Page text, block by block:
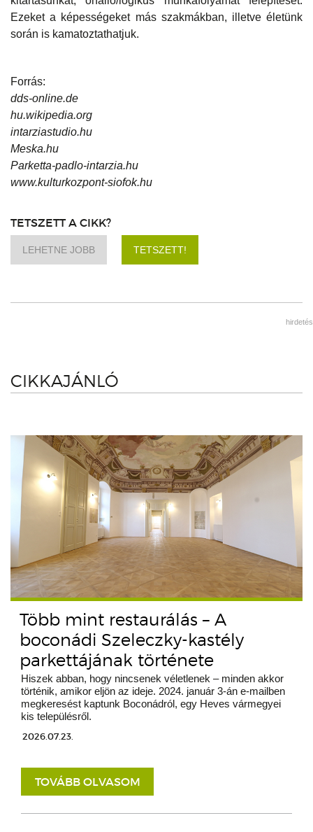
Ezeket a képességeket más szakmákban, illetve életünk
során is kamatoztathatjuk.
Forrás:
dds-online.de
hu.wikipedia.org
intarziastudio.hu
Meska.hu
Parketta-padlo-intarzia.hu
www.kulturkozpont-siofok.hu
TETSZETT A CIKK?
LEHETNE JOBB TETSZETT!
hirdetés
CIKKAJÁNLÓ
Több mint restaurálás – A
boconádi Szeleczky-kastély
parkettájának története
Hiszek abban, hogy nincsenek véletlenek – minden akkor
történik, amikor eljön az ideje. 2024. január 3-án e-mailben
megkeresést kaptunk Boconádról, egy Heves vármegyei
kis településről.
2026.07.23.
TOVÁBB OLVASOM